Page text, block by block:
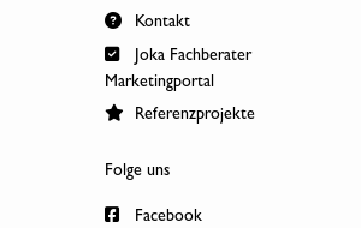
Kontakt
Joka Fachberater
Marketingportal
Referenzprojekte
Folge uns
Facebook